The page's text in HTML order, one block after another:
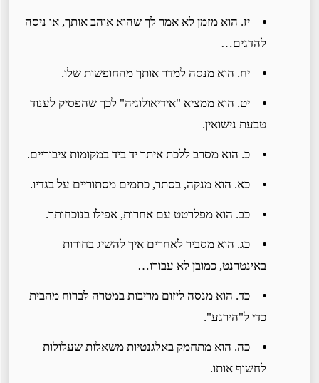
יז. הוא מזמן לא אמר לך שהוא אוהב אותך, או ניסה
להדגים…
יח. הוא מנסה למדר אותך מהחופשות שלו.
יט. הוא ממציא "אידיאולוגיה" לכך שהפסיק לענוד
טבעת נישואין.
כ. הוא מסרב ללכת איתך יד ביד במקומות ציבוריים.
כא. הוא מנקה, בסתר, כתמים מסתוריים על בגדיו.
כב. הוא מפלרטט עם אחרות, אפילו בנוכחותך.
כג. הוא מסביר לאחרים איך להשיג בחורות
באינטרנט, כמובן לא עבורו…
כד. הוא מנסה ליזום מריבות במטרה לברוח מהבית
כדי ל"הירגע".
כה. הוא מתחמק באלגנטיות משאלות שעלולות
לחשוף אותו.